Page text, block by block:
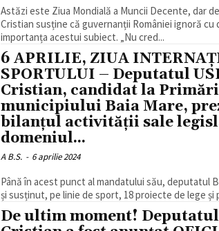
Astăzi este Ziua Mondială a Muncii Decente, dar
Cristian susține că guvernanții României ignoră cu
importanța acestui subiect. „Nu cred...
6 APRILIE, ZIUA
SPORTULUI – Deputatul
Cristian, candidat la
municipiului Baia Mare,
bilanțul activității sale
domeniul...
A B.S. - 6 aprilie 2024
Până în acest punct al mandatului său, deputatul
și susținut, pe linie de sport, 18 proiecte de lege și
De ultim moment!